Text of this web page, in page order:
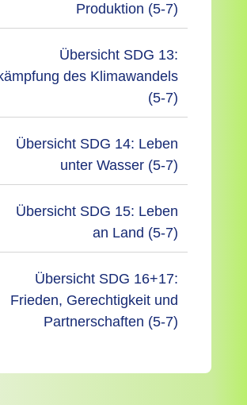
Produktion (5-7)
Übersicht SDG 13:
des Klimawandels
(5-7)
Übersicht SDG 14: Leben
unter Wasser (5-7)
Übersicht SDG 15: Leben
an Land (5-7)
Übersicht SDG 16+17:
Frieden, Gerechtigkeit und
Partnerschaften (5-7)